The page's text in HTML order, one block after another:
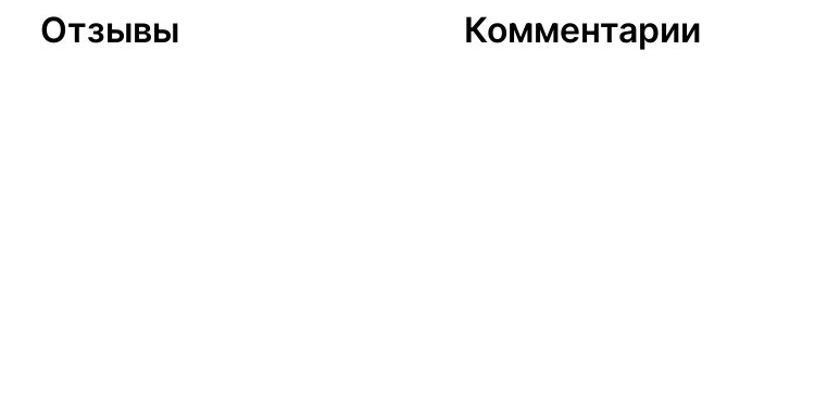
Отзывы Комментарии